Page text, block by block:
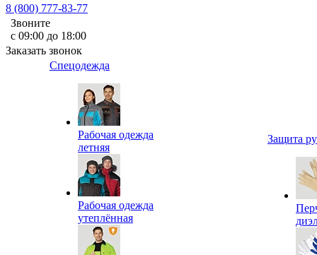
8 (800) 777-83-77
Звоните
с 09:00 до 18:00
Заказать звонок
Спецодежда
Рабочая одежда
летняя
Рабочая одежда
утеплённая
Защита